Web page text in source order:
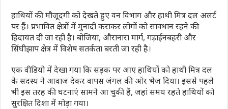
हाथियों की मौजूदगी को देखते हुए वन विभाग और हाथी मित्र दल अलर्ट
पर हैं। प्रभावित क्षेत्रों में मुनादी कराकर लोगों को सावधान रहने की
हिदायत दी जा रही है। बोजिया, औरानारा मार्ग, गड़ाईनबहरी और
सिंघीझाप क्षेत्र में विशेष सतर्कता बरती जा रही है।
एक वीडियो में देखा गया कि सड़क पर आए हाथियों को हाथी मित्र दल
के सदस्य ने आवाज देकर वापस जंगल की ओर भेज दिया। इससे पहले
भी इस तरह की घटनाएं सामने आ चुकी हैं, जहां समय रहते हाथियों को
सुरक्षित दिशा में मोड़ा गया।